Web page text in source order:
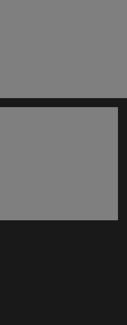
en nueva ventana)
en nueva ventana)